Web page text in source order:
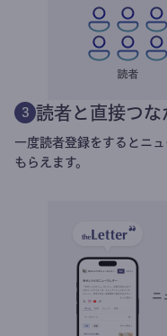
3 読者と直接つな
一度読者登録をするとニ
もらえます。